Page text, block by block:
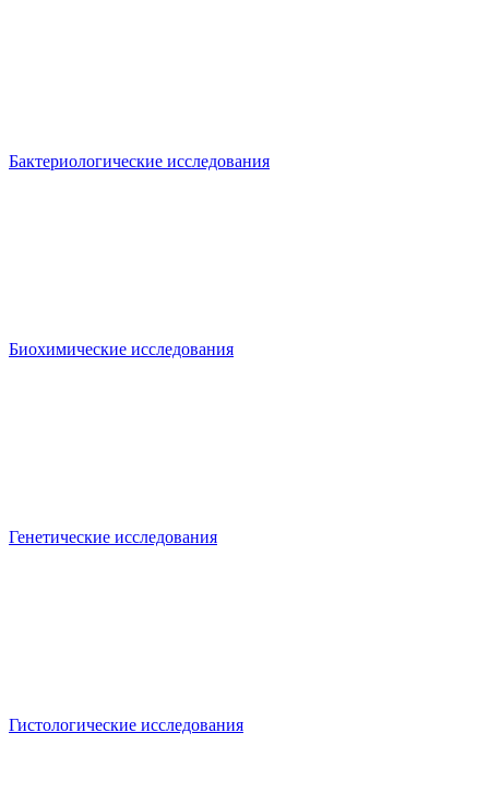
Бактериологические исследования
Биохимические исследования
Генетические исследования
Гистологические исследования